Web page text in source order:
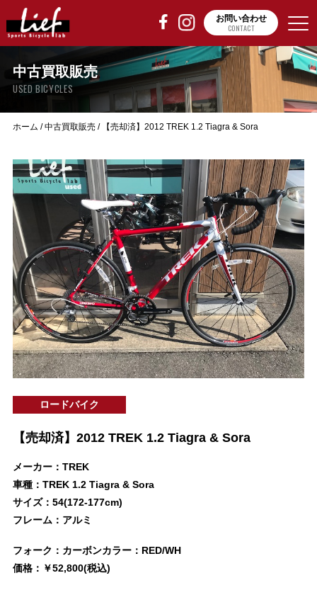
お問い合わせ
CONTACT
中古買取販売
USED BICYCLES
ホーム /中古買取販売/ 【売却済】2012 TREK 1.2 Tiagra & Sora
ロードバイク
【売却済】2012 TREK 1.2 Tiagra & Sora
メーカー：TREK
車種：TREK 1.2 Tiagra & Sora
サイズ：54(172-177cm)
フレーム：アルミ
フォーク：カーボンカラー：RED/WH
価格：￥52,800(税込)